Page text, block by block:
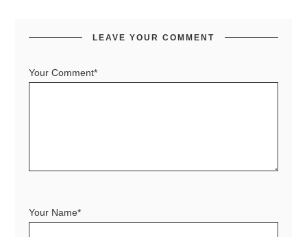
LEAVE YOUR COMMENT
Your Comment*
Your Name*